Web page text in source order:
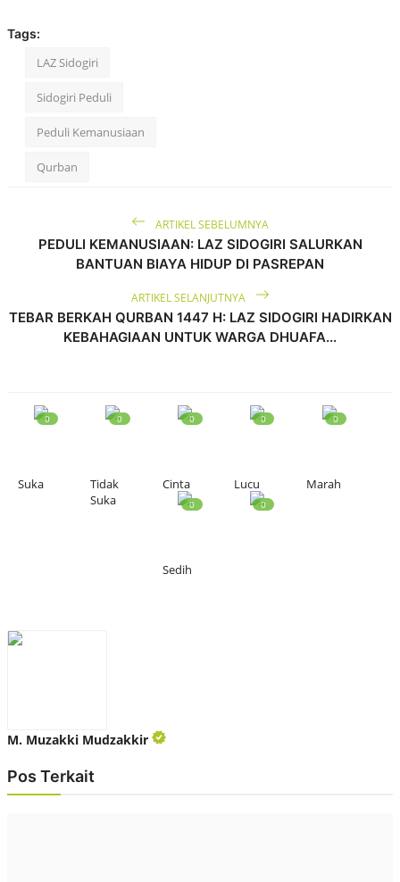
Hasil Penelitian
Edukasi ZIS
Zakat
Zakat Fitrah
Contact
Gallery
Tags:
LAZ Sidogiri
Sidogiri Peduli
Peduli Kemanusiaan
Qurban
ARTIKEL SEBELUMNYA
PEDULI KEMANUSIAAN: LAZ SIDOGIRI SALURKAN
BANTUAN BIAYA HIDUP DI PASREPAN
ARTIKEL SELANJUTNYA
TEBAR BERKAH QURBAN 1447 H: LAZ SIDOGIRI HADIRKAN
KEBAHAGIAAN UNTUK WARGA DHUAFA...
0
Suka
0
Tidak
Suka
0
Cinta
0
Lucu
0
Marah
0
Sedih
0
M. Muzakki Mudzakkir
Pos Terkait